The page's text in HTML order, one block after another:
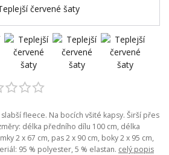
fleece. Na bocích všité kapsy. Širší přes
délka předního dílu 100 cm, délka
2 x 67 cm, pas 2 x 90 cm, boky 2 x 95 cm,
95 % polyester, 5 % elastan. celý popis